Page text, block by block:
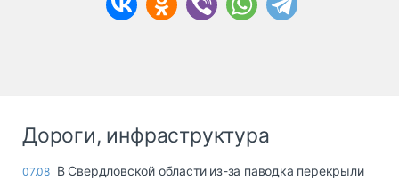
Дороги, инфраструктура
07.08 В Свердловской области из-за паводка перекрыли